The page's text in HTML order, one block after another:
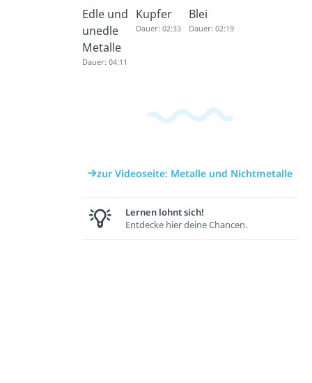
Edle und
unedle
Metalle
Dauer: 04:11
Kupfer
Dauer: 02:33
Blei
Dauer: 02:19
zur Videoseite: Metalle und Nichtmetalle
Lernen lohnt sich!
Entdecke hier deine Chancen.